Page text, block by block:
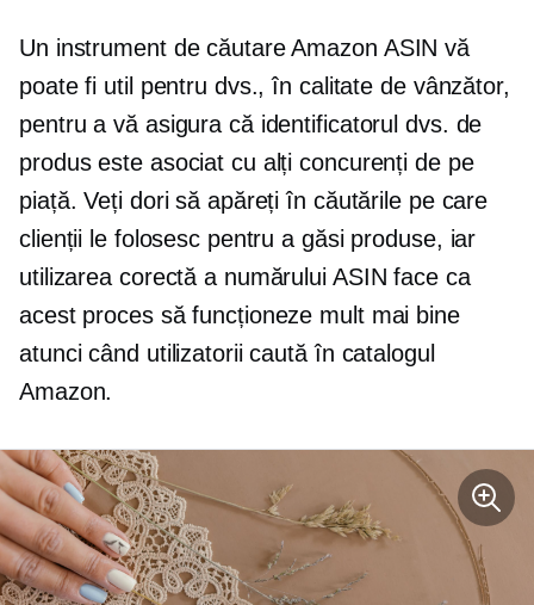
Un instrument de căutare Amazon ASIN vă
poate fi util pentru dvs., în calitate de vânzător,
pentru a vă asigura că identificatorul dvs. de
produs este asociat cu alți concurenți de pe
piață. Veți dori să apăreți în căutările pe care
clienții le folosesc pentru a găsi produse, iar
utilizarea corectă a numărului ASIN face ca
acest proces să funcționeze mult mai bine
atunci când utilizatorii caută în catalogul
Amazon.